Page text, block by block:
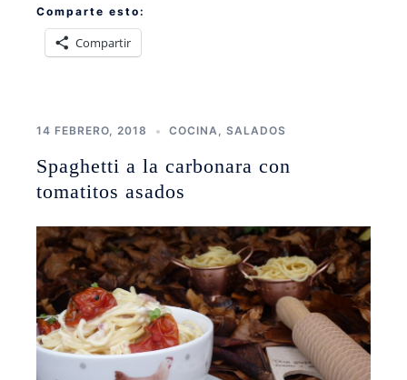
Comparte esto:
Compartir
14 FEBRERO, 2018 COCINA, SALADOS
Spaghetti a la carbonara con
tomatitos asados